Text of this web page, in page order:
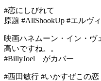
#恋にしびれて
原題 #AllShookUp #エルヴ
映画ハネムーン・イン・ヴ
高いですね。。
#BillyJoel がカバー
#西田敏行 #いかすぜこの